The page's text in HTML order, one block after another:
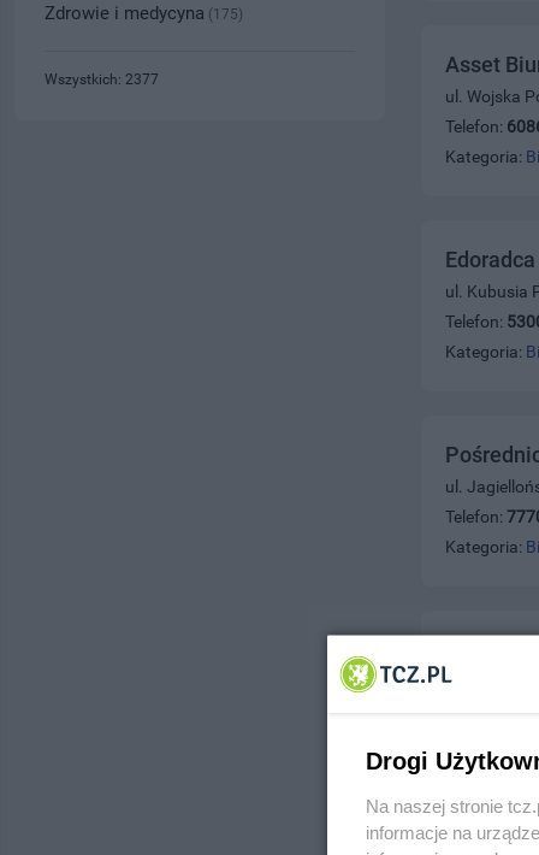
Asset
ul. Wojska
Telefon:
Kategoria:
ul. Kubusia
Telefon:
Kategoria:
ul.
Telefon:
Kategoria:
ul. Rokicka
Zdrowie i medycyna (175)
Wszystkich: 2377
Drogi
Na naszej stronie
informacje na